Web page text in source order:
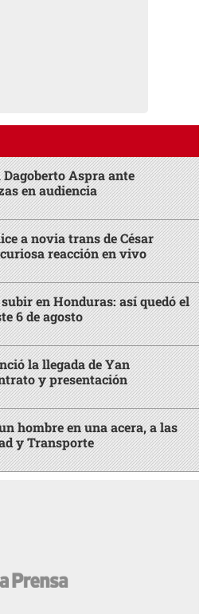
Dagoberto Aspra ante
en audiencia
a novia trans de César
reacción en vivo
en Honduras: así quedó el
6 de agosto
la llegada de Yan
y presentación
hombre en una acera, a las
y Transporte